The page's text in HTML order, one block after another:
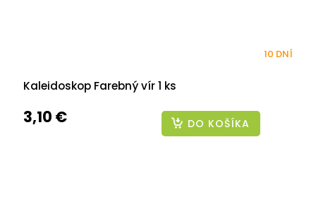
Kaleidoskop Farebný vír 1 ks
10 DNÍ
3,10 € DO KOŠÍKA